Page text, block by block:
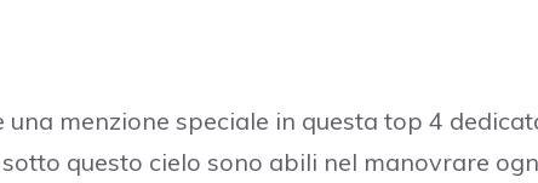
una menzione speciale in questa top 4
questo cielo sono abili nel manovrare